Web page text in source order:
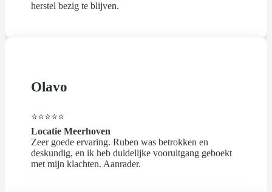
herstel bezig te blijven.
Olavo
⭐⭐⭐⭐⭐
Locatie Meerhoven
Zeer goede ervaring. Ruben was betrokken en
deskundig, en ik heb duidelijke vooruitgang geboekt
met mijn klachten. Aanrader.